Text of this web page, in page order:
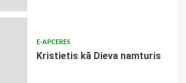
E-APCERES
Kristietis kā Dieva namturis